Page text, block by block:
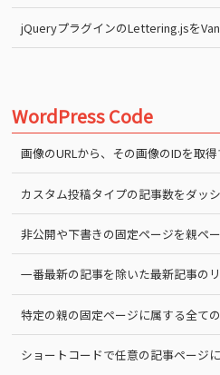
jQueryプラグインのLettering.jsを
WordPress Code
画像のURLから、その画像のIDを取得
カスタム投稿タイプの記事数をダッ
非公開や下書きの固定ページを親ペ
一番最新の記事を除いた最新記事の
特定の親の固定ページに属する全て
ショートコードで任意の記事ページ